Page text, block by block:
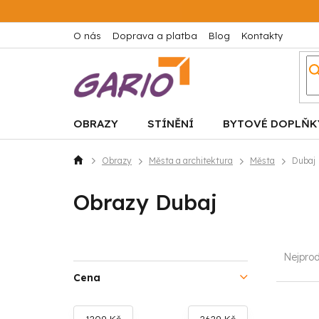
na
O nás Doprava a platba Blog Kontakty
OBRAZY STÍNĚNÍ BYTOVÉ
Domů Obrazy Města a architektura Města Dubaj
Obrazy Dubaj
o
s
Cena